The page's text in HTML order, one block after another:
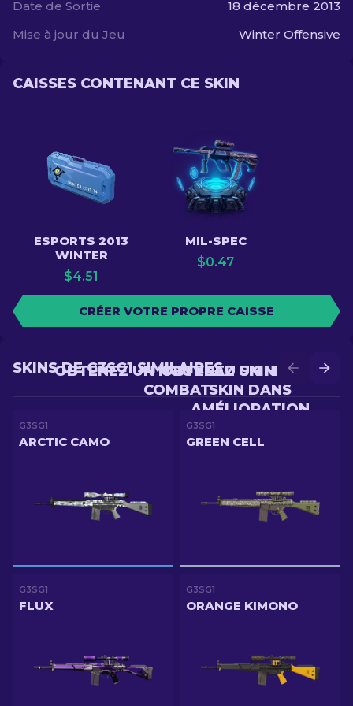
Date de Sortie
18 décembre 2013
Mise à jour du Jeu
Winter Offensive
CAISSES CONTENANT CE SKIN
ESPORTS 2013
WINTER
$4.51
MIL-SPEC
$0.47
CRÉER VOTRE PROPRE CAISSE
OBTENEZ UN MEILLEUR
SKIN DANS
AMÉLIORATION
OBTENEZ UN NOUVEAU SKIN EN
COMBAT
SKINS DE G3SG1 SIMILAIRES
G3SG1
ARCTIC CAMO
G3SG1
GREEN CELL
G3SG1
FLUX
G3SG1
ORANGE KIMONO